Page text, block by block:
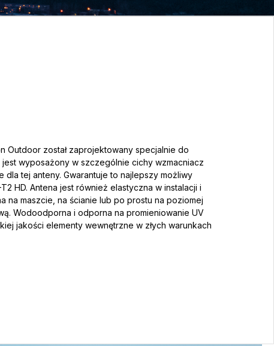
Outdoor został zaprojektowany specjalnie do
jest wyposażony w szczególnie cichy wzmacniacz
dla tej anteny. Gwarantuje to najlepszy możliwy
HD. Antena jest również elastyczna w instalacji i
na maszcie, na ścianie lub po prostu na poziomej
Wodoodporna i odporna na promieniowanie UV
jakości elementy wewnętrzne w złych warunkach